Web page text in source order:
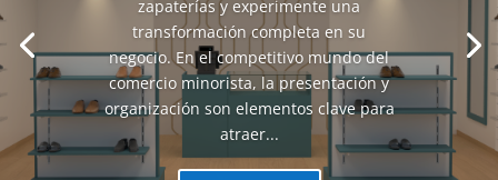
zapaterías y experimente una
transformación completa en su
negocio. En el competitivo mundo del
comercio minorista, la presentación y
organización son elementos clave para
atraer...